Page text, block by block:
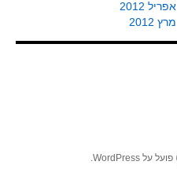
אפריל 2012
מרץ 2012
פועל על WordPress.